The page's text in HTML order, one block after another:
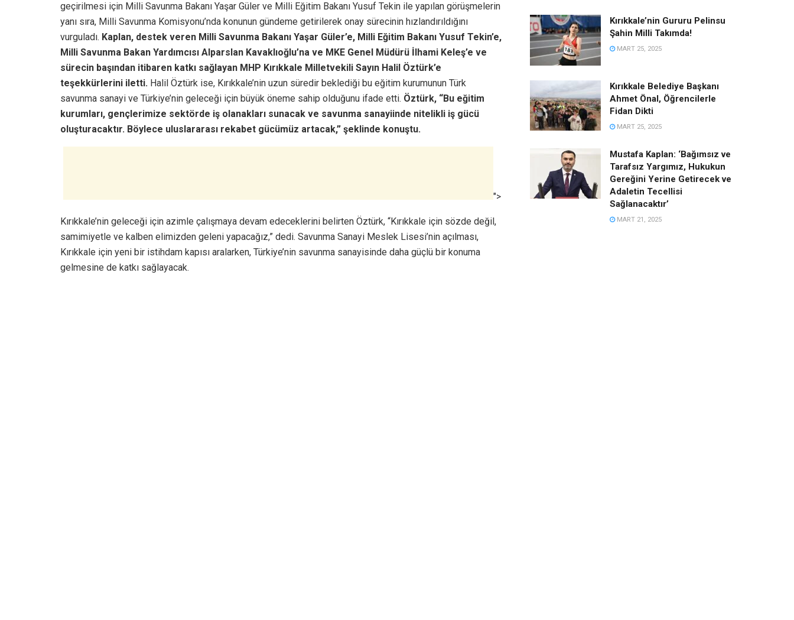
geçirilmesi için Milli Savunma Bakanı Yaşar Güler ve Milli Eğitim Bakanı Yusuf Tekin ile yapılan görüşmelerin
yanı sıra, Milli Savunma Komisyonu’nda konunun gündeme getirilerek onay sürecinin hızlandırıldığını
vurguladı. Kaplan, destek veren Milli Savunma Bakanı Yaşar Güler’e, Milli Eğitim Bakanı Yusuf Tekin’e,
Milli Savunma Bakan Yardımcısı Alparslan Kavaklıoğlu’na ve MKE Genel Müdürü İlhami Keleş’e ve
sürecin başından itibaren katkı sağlayan MHP Kırıkkale Milletvekili Sayın Halil Öztürk’e
teşekkürlerini iletti. Halil Öztürk ise, Kırıkkale’nin uzun süredir beklediği bu eğitim kurumunun Türk
savunma sanayi ve Türkiye’nin geleceği için büyük öneme sahip olduğunu ifade etti. Öztürk, “Bu eğitim
kurumları, gençlerimize sektörde iş olanakları sunacak ve savunma sanayiinde nitelikli iş gücü
oluşturacaktır. Böylece uluslararası rekabet gücümüz artacak,” şeklinde konuştu.
">
Kırıkkale’nin geleceği için azimle çalışmaya devam edeceklerini belirten Öztürk, “Kırıkkale için sözde değil,
samimiyetle ve kalben elimizden geleni yapacağız,” dedi. Savunma Sanayi Meslek Lisesi’nin açılması,
Kırıkkale için yeni bir istihdam kapısı aralarken, Türkiye’nin savunma sanayisinde daha güçlü bir konuma
gelmesine de katkı sağlayacak.
Kırıkkale’nin Gururu Pelinsu
Şahin Milli Takımda!
MART 25, 2025
Kırıkkale Belediye Başkanı
Ahmet Önal, Öğrencilerle
Fidan Dikti
MART 25, 2025
Mustafa Kaplan: ‘Bağımsız ve
Tarafsız Yargımız, Hukukun
Gereğini Yerine Getirecek ve
Adaletin Tecellisi
Sağlanacaktır’
MART 21, 2025